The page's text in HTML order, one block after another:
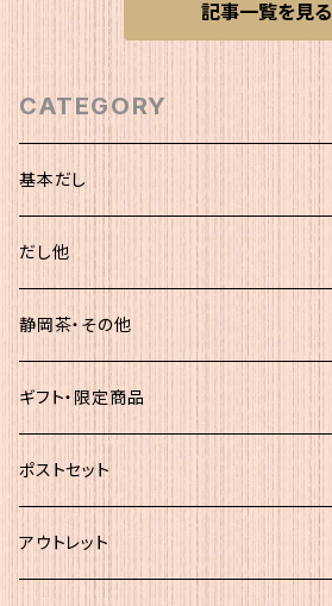
記事一覧を見る
CATEGORY
基本だし
化粧袋（5ｇ×12）
簡易（5ｇ×30）
大袋
だし他
静岡茶・その他
静岡茶
その他
ギフト・限定商品
ポストセット
★初回お試し!!
アウトレット